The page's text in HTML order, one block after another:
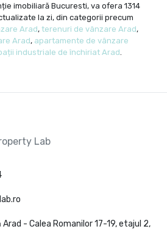
imobiliară Bucuresti, va ofera 1314
la zi, din categorii precum
Arad, terenuri de vânzare Arad,
Arad, apartamente de vânzare
industriale de închiriat Arad
- Calea Romanilor 17-19, etajul 2,